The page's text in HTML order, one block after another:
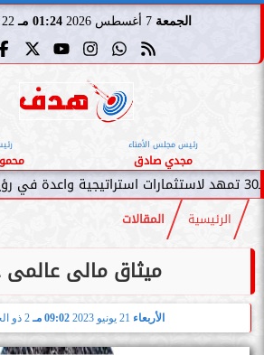
الجمعة 7 أغسطس 2026 01:24 مـ 22 صفر 1448
رئيس مجلس الأمناء
مجدي صادق
الرئيسية المقالات
ميثاق مالى عالمى
الأربعاء 09:02 مـ 2 ذو الحجة 1444